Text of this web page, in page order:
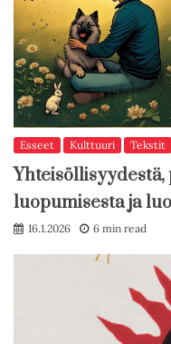
Esseet Kulttuuri Tekstit
luopumisesta ja
16.1.2026 6 min read